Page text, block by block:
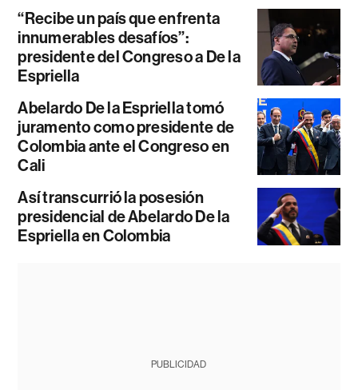
“Recibe un país que enfrenta
innumerables desafíos”:
presidente del Congreso a De la
Espriella
Abelardo De la Espriella tomó
juramento como presidente de
Colombia ante el Congreso en
Cali
Así transcurrió la posesión
presidencial de Abelardo De la
Espriella en Colombia
PUBLICIDAD